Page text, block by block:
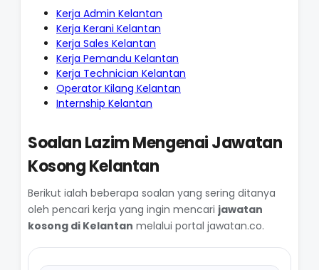
Kerja Admin Kelantan
Kerja Kerani Kelantan
Kerja Sales Kelantan
Kerja Pemandu Kelantan
Kerja Technician Kelantan
Operator Kilang Kelantan
Internship Kelantan
Soalan Lazim Mengenai Jawatan
Kosong Kelantan
Berikut ialah beberapa soalan yang sering ditanya
oleh pencari kerja yang ingin mencari jawatan
kosong di Kelantan melalui portal jawatan.co.